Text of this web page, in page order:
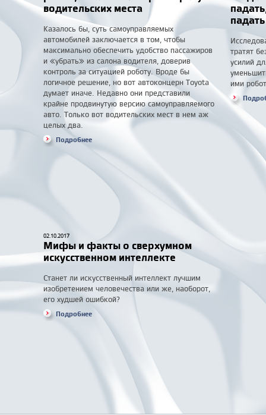
водительских места
Казалось бы, суть самоуправляемых
автомобилей заключается в том, чтобы
максимально обеспечить удобство пассажиров
и «убрать» из салона водителя, доверив
контроль за ситуацией роботу. Вроде бы
логичное решение, но вот автоконцерн Toyota
думает иначе. Недавно они представили
крайне продвинутую версию самоуправляемого
авто. Только вот водительских мест в нем аж
целых два.
Подробнее
падать
тратят
усилий
ими
02.10.2017
Мифы и факты о сверхумном
искусственном интеллекте
Станет ли искусственный интеллект лучшим
изобретением человечества или же, наоборот,
его худшей ошибкой?
Подробнее